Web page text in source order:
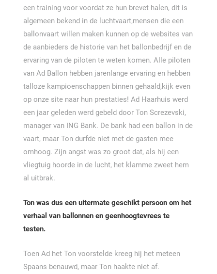
een training voor voordat ze hun brevet halen, dit is
algemeen bekend in de luchtvaart,mensen die een
ballonvaart willen maken kunnen op de websites van
de aanbieders de historie van het ballonbedrijf en de
ervaring van de piloten te weten komen. Alle piloten
van Ad Ballon hebben jarenlange ervaring en hebben
talloze kampioenschappen binnen gehaald,kijk even
op onze site naar hun prestaties! Ad Haarhuis werd
een jaar geleden werd gebeld door Ton Screzevski,
manager van ING Bank. De bank had een ballon in de
vaart, maar Ton durfde niet met de gasten mee
omhoog. Zijn angst was zo groot dat, als hij een
vliegtuig hoorde in de lucht, het klamme zweet hem
al uitbrak.
Ton was dus een uitermate geschikt persoon om het
verhaal van ballonnen en geenhoogtevrees te
testen.
Toen Ad het Ton voorstelde kreeg hij het meteen
Spaans benauwd, maar Ton haakte niet af.